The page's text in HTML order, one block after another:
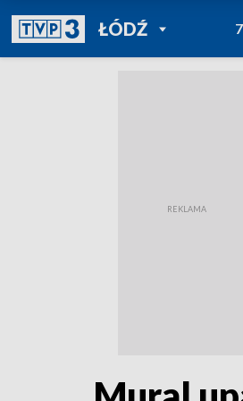
ŁÓDŹPOWRÓT DO
TVP REGIONY